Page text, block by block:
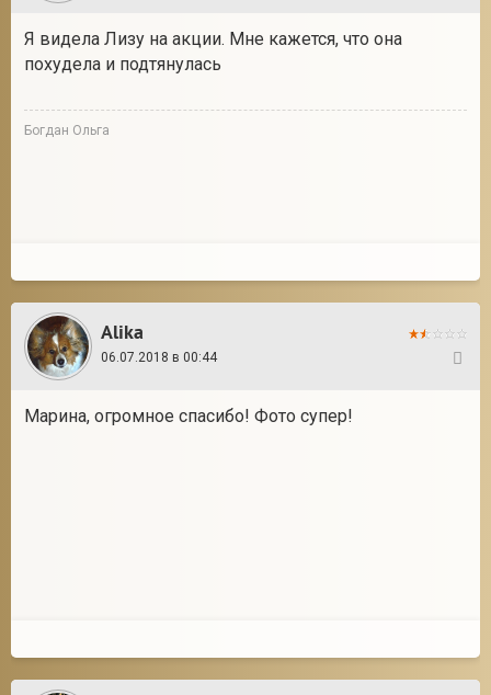
Я видела Лизу на акции. Мне кажется, что она
похудела и подтянулась
Богдан Ольга
Alika
06.07.2018 в 00:44
Марина, огромное спасибо! Фото супер!